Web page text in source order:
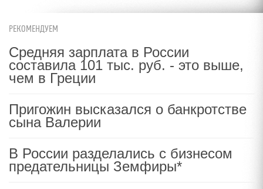
РЕКОМЕНДУЕМ
Средняя зарплата в России
составила 101 тыс. руб. - это выше,
чем в Греции
Пригожин высказался о банкротстве
сына Валерии
В России разделались с бизнесом
предательницы Земфиры*